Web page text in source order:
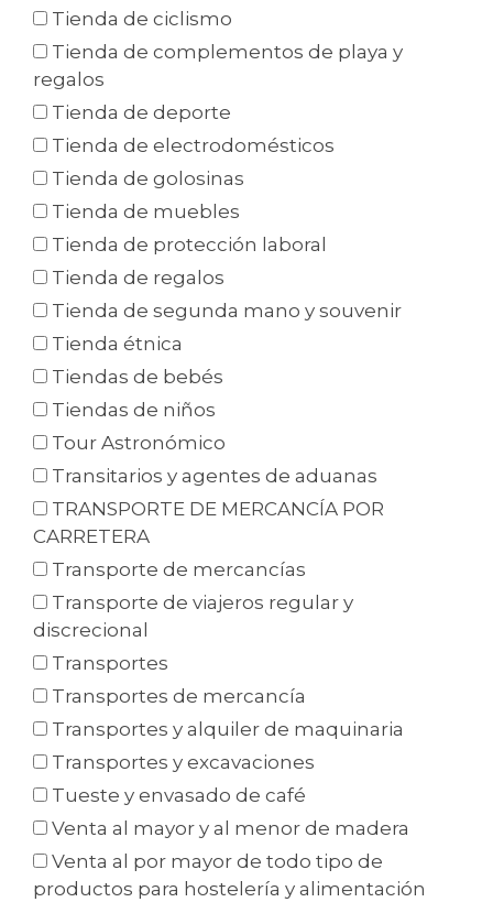
Tienda de ciclismo
Tienda de complementos de playa y
regalos
Tienda de deporte
Tienda de electrodomésticos
Tienda de golosinas
Tienda de muebles
Tienda de protección laboral
Tienda de regalos
Tienda de segunda mano y souvenir
Tienda étnica
Tiendas de bebés
Tiendas de niños
Tour Astronómico
Transitarios y agentes de aduanas
TRANSPORTE DE MERCANCÍA POR
CARRETERA
Transporte de mercancías
Transporte de viajeros regular y
discrecional
Transportes
Transportes de mercancía
Transportes y alquiler de maquinaria
Transportes y excavaciones
Tueste y envasado de café
Venta al mayor y al menor de madera
Venta al por mayor de todo tipo de
productos para hostelería y alimentación